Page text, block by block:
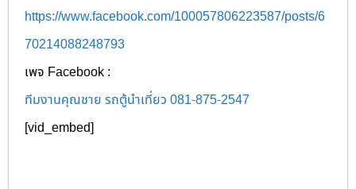
https://www.facebook.com/100057806223587/posts/6
70214088248793
เพจ Facebook :
ทีมงานคุณชาย รถตู้นำเที่ยว 081-875-2547
[vid_embed]